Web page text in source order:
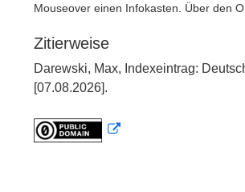
Mouseover einen Infokasten. Über den
Zitierweise
Darewski, Max, Indexeintrag:
[07.08.2026].